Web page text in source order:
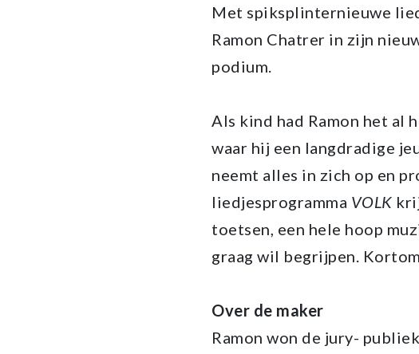
Met spiksplinternieuwe
Ramon Chatrer in zijn
podium.
Als kind had Ramon het al
waar hij een langdradige
neemt alles in zich op en
liedjesprogramma VOLK
toetsen, een hele hoop
graag wil begrijpen.
Over de maker
Ramon won de jury-